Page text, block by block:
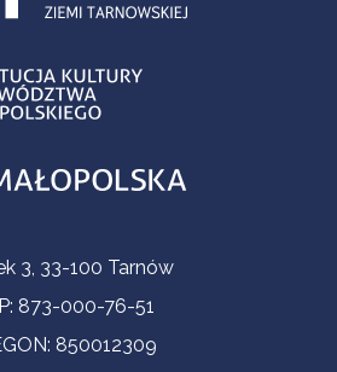
3, 33-100 Tarnów
873-000-76-51
850012309